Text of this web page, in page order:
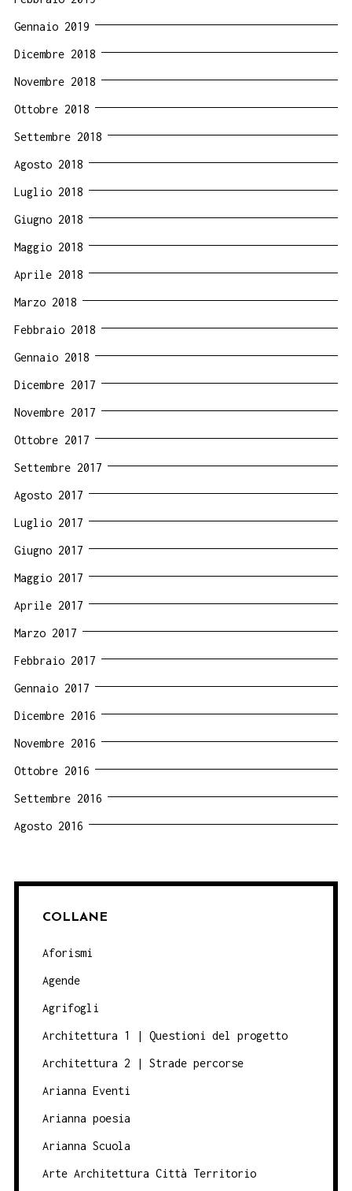
Gennaio 2019
Dicembre 2018
Novembre 2018
Ottobre 2018
Settembre 2018
Agosto 2018
Luglio 2018
Giugno 2018
Maggio 2018
Aprile 2018
Marzo 2018
Febbraio 2018
Gennaio 2018
Dicembre 2017
Novembre 2017
Ottobre 2017
Settembre 2017
Agosto 2017
Luglio 2017
Giugno 2017
Maggio 2017
Aprile 2017
Marzo 2017
Febbraio 2017
Gennaio 2017
Dicembre 2016
Novembre 2016
Ottobre 2016
Settembre 2016
Agosto 2016
COLLANE
Aforismi
Agende
Agrifogli
Architettura 1 | Questioni del progetto
Architettura 2 | Strade percorse
Arianna Eventi
Arianna poesia
Arianna Scuola
Arte Architettura Città Territorio